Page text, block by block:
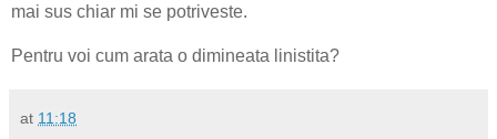
mai sus chiar mi se potriveste.
Pentru voi cum arata o dimineata linistita?
at 11:18